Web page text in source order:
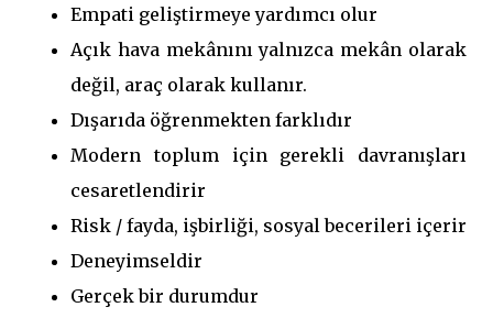
Empati geliştirmeye yardımcı olur
Açık hava mekânını yalnızca mekân olarak
değil, araç olarak kullanır.
Dışarıda öğrenmekten farklıdır
Modern toplum için gerekli davranışları
cesaretlendirir
Risk / fayda, işbirliği, sosyal becerileri içerir
Deneyimseldir
Gerçek bir durumdur